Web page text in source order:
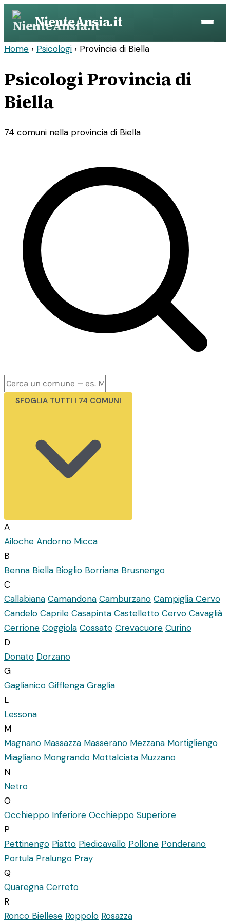
Vai
contenuto
NienteAnsia.it
Home › Psicologi › Provincia di Biella
Psicologi Provincia di
Biella
74 comuni nella provincia di Biella
SFOGLIA TUTTI I 74 COMUNI
A
Ailoche Andorno Micca
B
Benna Biella Bioglio Borriana Brusnengo
C
Callabiana Camandona Camburzano Campiglia Cervo
Candelo Caprile Casapinta Castelletto Cervo Cavaglià
Cerrione Coggiola Cossato Crevacuore Curino
D
Donato Dorzano
G
Gaglianico Gifflenga Graglia
L
Lessona
M
Magnano Massazza Masserano Mezzana Mortigliengo
Miagliano Mongrando Mottalciata Muzzano
N
Netro
O
Occhieppo Inferiore Occhieppo Superiore
P
Pettinengo Piatto Piedicavallo Pollone Ponderano
Portula Pralungo Pray
Q
Quaregna Cerreto
R
Ronco Biellese Roppolo Rosazza